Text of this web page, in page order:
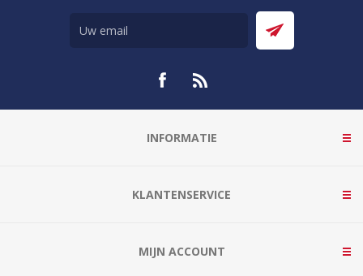
INFORMATIE
KLANTENSERVICE
MIJN ACCOUNT